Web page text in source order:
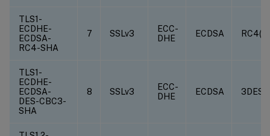
TLS1-
ECDHE-
ECDSA-
RC4-SHA
7 SSLv3
ECC-
DHE
ECDSA
TLS1-
ECDHE-
ECDSA-
DES-CBC3-
SHA
8 SSLv3
ECC-
DHE
ECDSA